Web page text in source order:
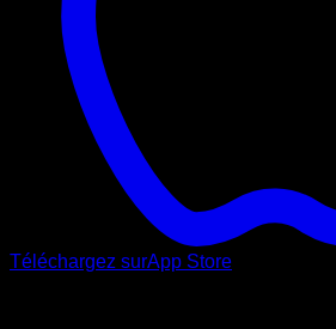
Téléchargez surApp Store